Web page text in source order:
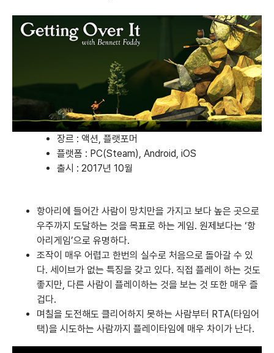
장르 : 액션, 플랫포머
플랫폼 : PC(Steam), Android, iOS
출시 : 2017년 10월
항아리에 들어간 사람이 망치만을 가지고 보다 높은 곳으로
우주까지 도달하는 것을 목표로 하는 게임. 원제보다는 ‘항
아리게임’으로 유명하다.
조작이 매우 어렵고 한번의 실수로 처음으로 돌아갈 수 있
다. 세이브가 없는 특징을 갖고 있다. 직접 플레이 하는 것도
좋지만, 다른 사람이 플레이하는 것을 보는 것 또한 매우 즐
겁다.
며칠을 도전해도 클리어하지 못하는 사람부터 RTA(타임어
택)을 시도하는 사람까지 플레이타임에 매우 차이가 난다.